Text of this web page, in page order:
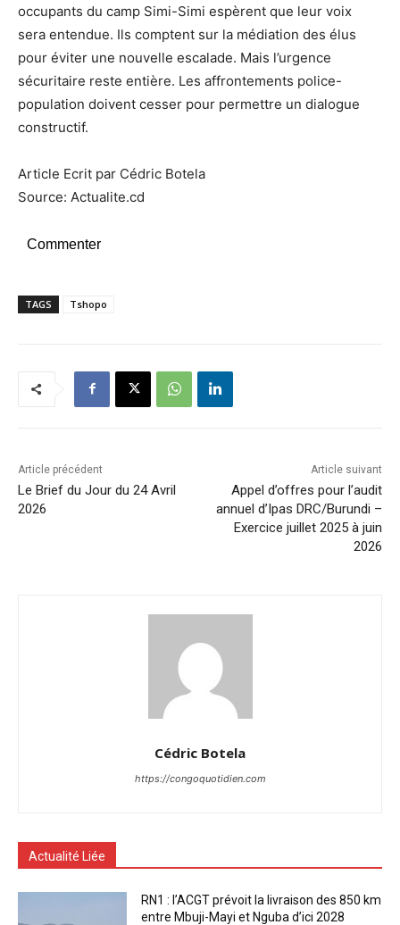
occupants du camp Simi-Simi espèrent que leur voix
sera entendue. Ils comptent sur la médiation des élus
pour éviter une nouvelle escalade. Mais l’urgence
sécuritaire reste entière. Les affrontements police-
population doivent cesser pour permettre un dialogue
constructif.
Article Ecrit par Cédric Botela
Source: Actualite.cd
Commenter
TAGS Tshopo
Article précédent
Le Brief du Jour du 24 Avril
2026
Article suivant
Appel d’offres pour l’audit
annuel d’Ipas DRC/Burundi –
Exercice juillet 2025 à juin
2026
Cédric Botela
https://congoquotidien.com
Actualité Liée
RN1 : l’ACGT prévoit la livraison des 850 km
entre Mbuji-Mayi et Nguba d’ici 2028